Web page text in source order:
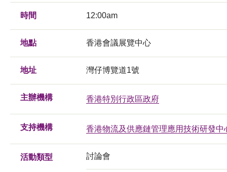
時間 12:00am
地點 香港會議展覽中心
地址 灣仔博覽道1號
主辦機構 香港特別行政區政府
支持機構 香港物流及供應鏈管理應用技術研發中
活動類型 討論會